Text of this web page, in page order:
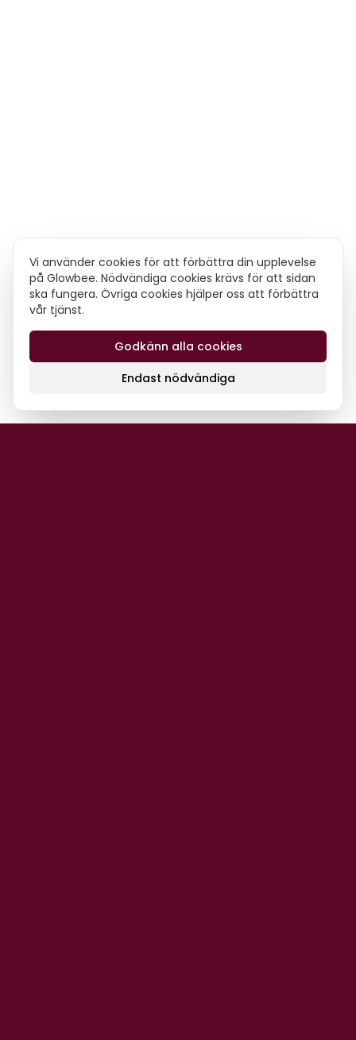
Vi använder cookies för att förbättra din upplevelse
på Glowbee. Nödvändiga cookies krävs för att sidan
ska fungera. Övriga cookies hjälper oss att förbättra
vår tjänst.
Endast nödvändiga
Godkänn alla cookies